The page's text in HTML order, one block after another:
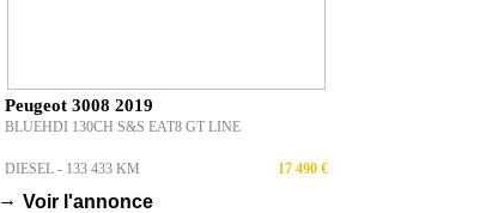
Peugeot 3008 2019
BLUEHDI 130CH S&S EAT8 GT LINE
DIESEL - 133 433 KM 17 490 €
→ Voir l'annonce